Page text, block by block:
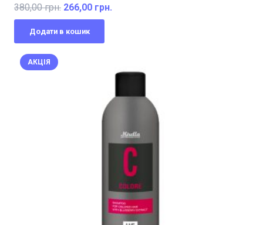
380,00грн. Оригінальна
ціна:
266,00 грн.
Додати в кошик
АКЦІЯ